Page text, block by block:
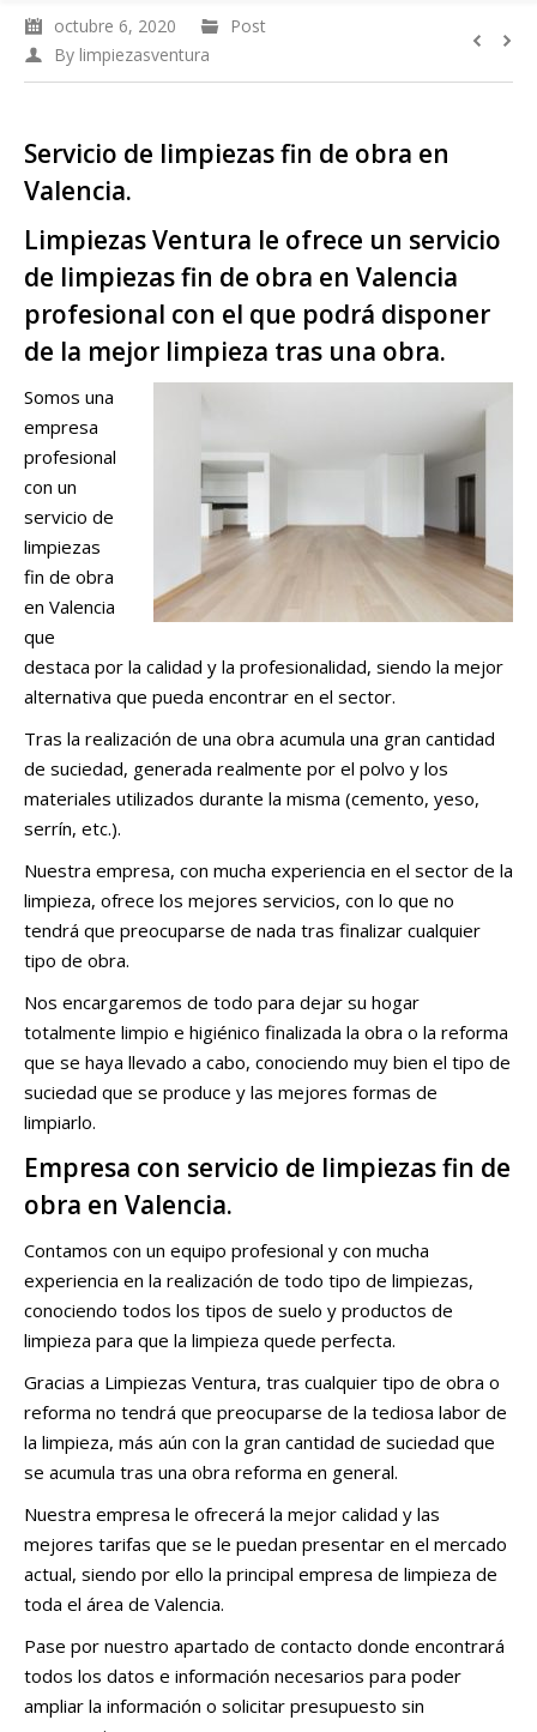
octubre 6, 2020
Post
By limpiezasventura
Servicio de limpiezas fin de obra en
Valencia.
Limpiezas Ventura le ofrece un servicio
de limpiezas fin de obra en Valencia
profesional con el que podrá disponer
de la mejor limpieza tras una obra.
Somos una
empresa
profesional
con un
servicio de
limpiezas
fin de obra
en Valencia
que
destaca por la calidad y la profesionalidad, siendo la mejor
alternativa que pueda encontrar en el sector.
Tras la realización de una obra acumula una gran cantidad
de suciedad, generada realmente por el polvo y los
materiales utilizados durante la misma (cemento, yeso,
serrín, etc.).
Nuestra empresa, con mucha experiencia en el sector de la
limpieza, ofrece los mejores servicios, con lo que no
tendrá que preocuparse de nada tras finalizar cualquier
tipo de obra.
Nos encargaremos de todo para dejar su hogar
totalmente limpio e higiénico finalizada la obra o la reforma
que se haya llevado a cabo, conociendo muy bien el tipo de
suciedad que se produce y las mejores formas de
limpiarlo.
Empresa con servicio de limpiezas fin de
obra en Valencia.
Contamos con un equipo profesional y con mucha
experiencia en la realización de todo tipo de limpiezas,
conociendo todos los tipos de suelo y productos de
limpieza para que la limpieza quede perfecta.
Gracias a Limpiezas Ventura, tras cualquier tipo de obra o
reforma no tendrá que preocuparse de la tediosa labor de
la limpieza, más aún con la gran cantidad de suciedad que
se acumula tras una obra reforma en general.
Nuestra empresa le ofrecerá la mejor calidad y las
mejores tarifas que se le puedan presentar en el mercado
actual, siendo por ello la principal empresa de limpieza de
toda el área de Valencia.
Pase por nuestro apartado de contacto donde encontrará
todos los datos e información necesarios para poder
ampliar la información o solicitar presupuesto sin